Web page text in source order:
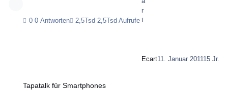
0 Antworten 2,5Tsd Aufrufe
Ecart11. Januar 201115 Jr.
Tapatalk für Smartphones